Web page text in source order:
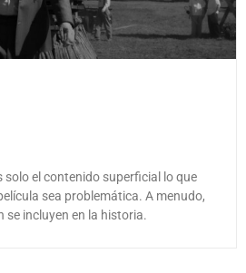
solo el contenido superficial lo que
sea problemática. A menudo,
se incluyen en la historia.